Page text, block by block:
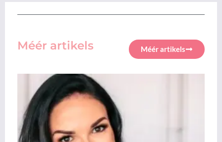
Méér artikels Méér artikels